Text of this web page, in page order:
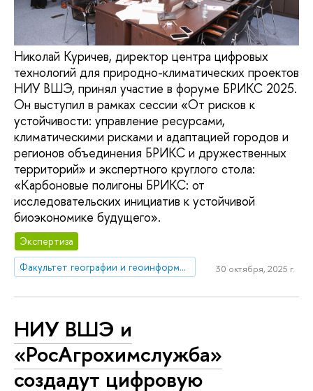
Николай Куричев, директор центра цифровых
технологий для природно-климатических проектов
НИУ ВШЭ, принял участие в форуме БРИКС 2025.
Он выступил в рамках сессии «От рисков к
устойчивости: управление ресурсами,
климатическими рисками и адаптацией городов и
регионов объединения БРИКС и дружественных
территорий» и экспертного круглого стола:
«Карбоновые полигоны БРИКС: от
исследовательских инициатив к устойчивой
биоэкономике будущего».
Экспертиза
Факультет географии и геоинформационных технологий
30 октября, 2025 г.
НИУ ВШЭ и
«РосАгрохимслужба»
создадут цифровую